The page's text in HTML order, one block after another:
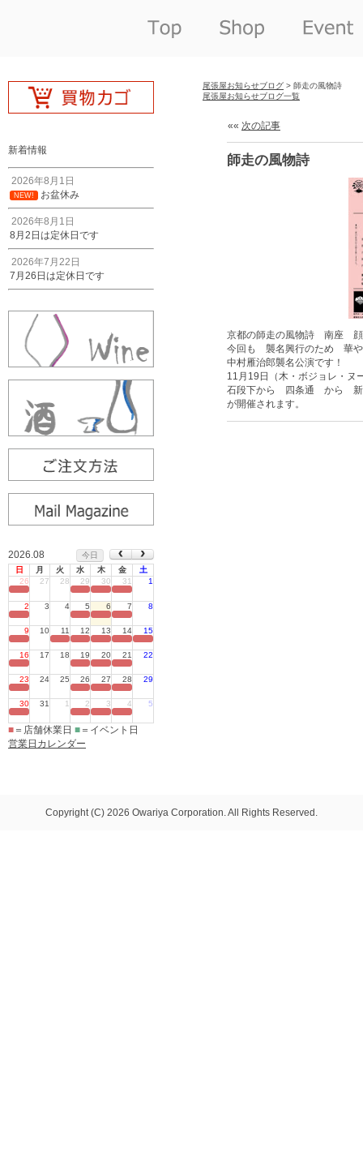
新着情報
2026年8月1日
NEW! お盆休み
2026年8月1日
8月2日は定休日です
2026年7月22日
7月26日は定休日です
2026.08
今日
日
月 火 水 木 金
土
26
27 28 29 30 31 1
2 3 4 5 6 7 8
9 10 11 12 13 14 15
16 17 18 19 20 21 22
23 24 25 26 27 28 29
30 31 1 2 3 4 5
■ ＝店舗休業日 ■ ＝イベント日
営業日カレンダー
尾張屋お知らせブログ > 師走の風物詩
尾張屋お知らせブログ一覧
«« 次の記事
師走の風物詩
京都の師走の風物詩 南座 顔
今回も 襲名興行のため 華や
中村雁治郎襲名公演です！
11月19日（木・ボジョレ・
石段下から 四条通 から
が開催されます。
Copyright (C) 2026 Owariya Corporation. All Rights Reserved.